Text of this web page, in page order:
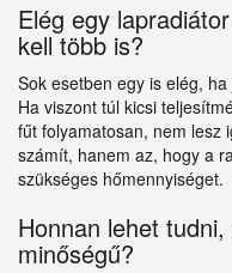
Elég egy
kell több is?
Sok esetben egy is elég,
Ha viszont túl kicsi
fűt folyamatosan, nem lesz
számít, hanem az, hogy a
szükséges hőmennyiséget.
Honnan lehet
minőségű?